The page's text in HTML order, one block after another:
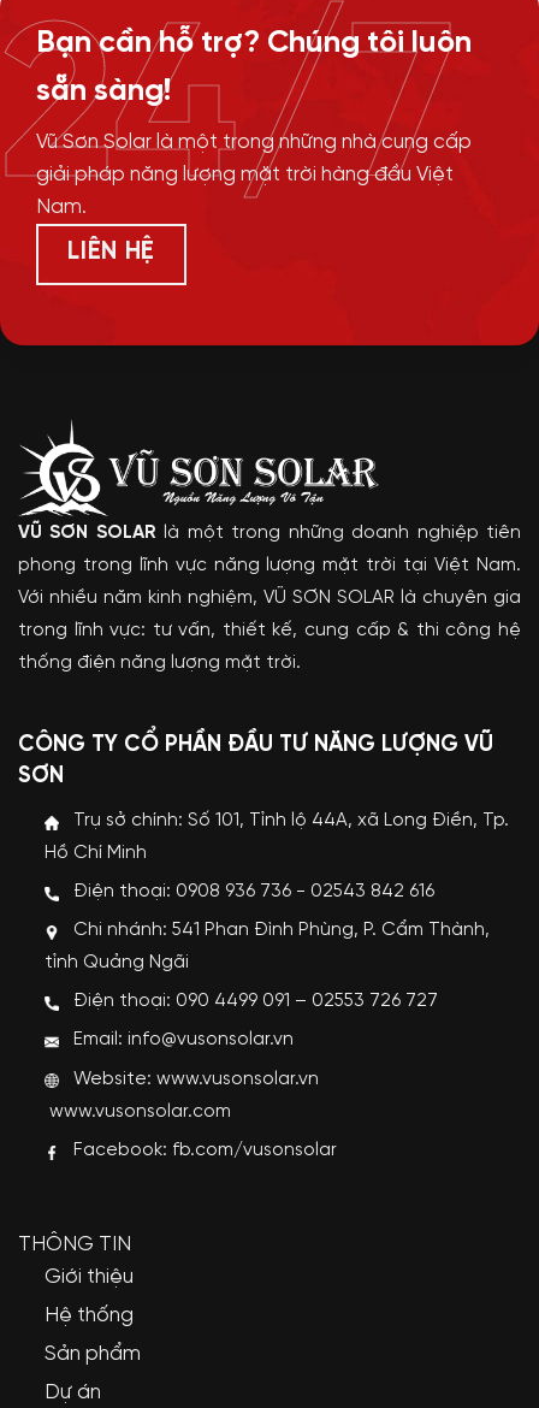
Bạn cần hỗ trợ? Chúng tôi luôn
sẵn sàng!
Vũ Sơn Solar là một trong những nhà cung cấp
giải pháp năng lượng mặt trời hàng đầu Việt
Nam.
LIÊN HỆ
24/7
VŨ SƠN SOLAR là một trong những doanh nghiệp tiên
phong trong lĩnh vực năng lượng mặt trời tại Việt Nam.
Với nhiều năm kinh nghiệm, VŨ SƠN SOLAR là chuyên gia
trong lĩnh vực: tư vấn, thiết kế, cung cấp & thi công hệ
thống điện năng lượng mặt trời.
CÔNG TY CỔ PHẦN ĐẦU TƯ NĂNG LƯỢNG VŨ
SƠN
Trụ sở chính: Số 101, Tỉnh lộ 44A, xã Long Điền, Tp.
Hồ Chí Minh
Điện thoại: 0908 936 736 - 02543 842 616
Chi nhánh: 541 Phan Đình Phùng, P. Cẩm Thành,
tỉnh Quảng Ngãi
Điện thoại: 090 4499 091 – 02553 726 727
Email: info@vusonsolar.vn
Website:www.vusonsolar.vn
www.vusonsolar.com
Facebook: fb.com/vusonsolar
THÔNG TIN
Giới thiệu
Hệ thống
Sản phẩm
Dự án